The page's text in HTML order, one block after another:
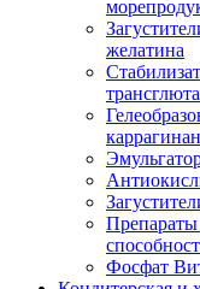
желатина
Препараты
Фосфат